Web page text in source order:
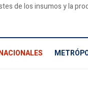
de los insumos y la